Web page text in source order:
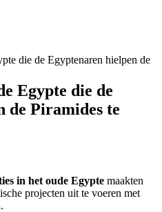
die de Egyptenaren hielpen de
Egypte die de
de Piramides te
in het oude Egypte maakten
projecten uit te voeren met